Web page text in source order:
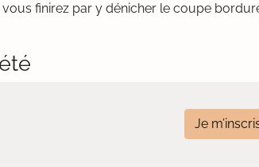
finirez par y dénicher le coupe
Je